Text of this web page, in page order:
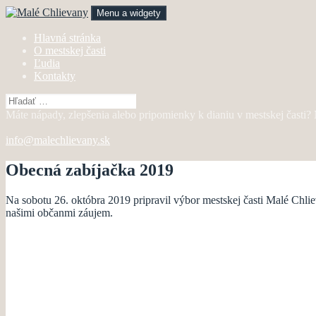
Preskočiť
obsah
Malé Chlievany
mestská časť Bánovce nad Bebravou
Menu a widgety
Hlavná stránka
O mestskej časti
Ľudia
Kontakty
Hľadať:
Máte nápady, zlepšenia alebo pripomienky k dianiu v mestskej
info@malechlievany.sk
Obecná zabíjačka 2019
Na sobotu 26. októbra 2019 pripravil výbor mestskej časti Malé
našimi občanmi záujem.